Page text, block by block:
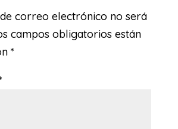
correo electrónico no será
campos obligatorios están
*